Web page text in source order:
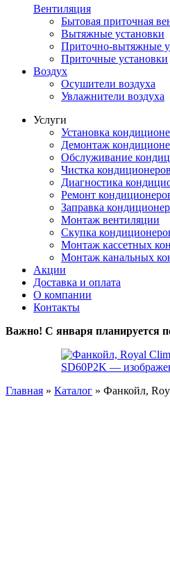
Вентиляция
Бытовая приточная
Вытяжные установки
Приточно-вытяжные
Приточные установки
Воздух
Осушители воздуха
Увлажнители воздуха
Услуги
Установка
Демонтаж
Обслуживание
Чистка кондиционеров
Диагностика
Ремонт
Заправка
Монтаж вентиляции
Скупка
Монтаж кассетных
Монтаж канальных
Акции
Доставка и оплата
О компании
Контакты
Важно! С января планируется
Главная » Каталог » Фанкойл,